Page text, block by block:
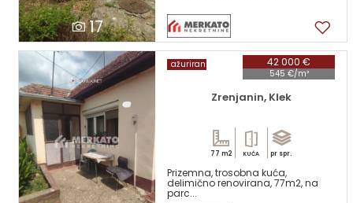
17
42 000 €
545 €/m²
ažuriran
Zrenjanin, Klek
77 m2 KUĆA pr spr.
Prizemna, trosobna kuća,
delimično renovirana, 77m2, na
parc...